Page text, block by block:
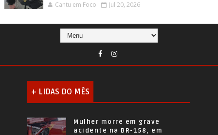
Cantu em Foco Jul 20, 2026
+ LIDAS DO MÊS
Mulher morre em grave
acidente na BR-158, em